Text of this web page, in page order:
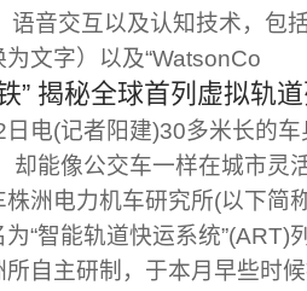
语音交互以及认知技术，包
为文字）以及“WatsonCo
” 揭秘全球首列虚拟轨
电(记者阳建)30多米长的车
却能像公交车一样在城市灵
洲电力机车研究所(以下简
“智能轨道快运系统”(ART)
自主研制，于本月早些时